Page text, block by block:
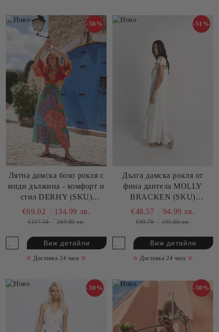
Лятна дамска бохо рокля с
миди дължина - комфорт и
стил DERHY (SKU)
P310102
-50%
€69.02 134.99 лв.
€137.54 269.00 лв.
Виж детайли
✫ Доставка 24 часа ✫
Дълга дамска рокля от
фина дантела MOLLY
BRACKEN (SKU)
TR168BBP
-51%
€48.57 94.99 лв.
€99.70 195.00 лв.
Виж детайли
✫ Доставка 24 часа ✫
-50% -50%